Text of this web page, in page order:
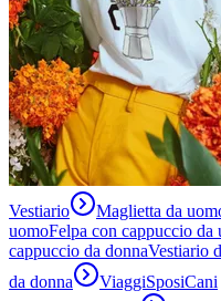
Vestiario Maglietta da
uomoFelpa con cappuccio da
cappuccio da donnaVestiario
da donna
ViaggiSposiCani